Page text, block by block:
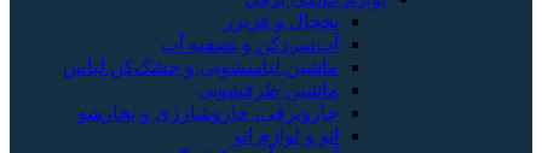
یخچال و فریزر
آب‌سردکن و تصفیه آب
ماشین لباسشویی و خشک‌کن لباس
ماشین ظرفشویی
جاروبرقی، جاروشارژی و بخارشو
اتو و لوازم اتو